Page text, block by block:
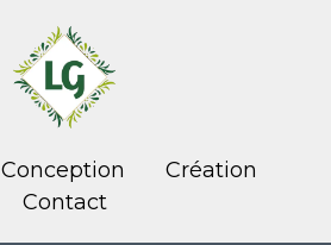
Conception
Création
Contact